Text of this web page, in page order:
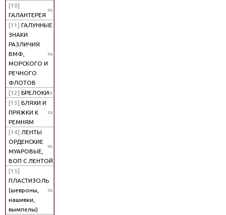
[10]
ГАЛАНТЕРЕЯ
[11] ГАЛУННЫЕ
ЗНАКИ
РАЗЛИЧИЯ
ВМФ,
МОРСКОГО И
РЕЧНОГО
ФЛОТОВ
[12] БРЕЛОКИ
[13] БЛЯХИ И
ПРЯЖКИ К
РЕМНЯМ
[14] ЛЕНТЫ
ОРДЕНСКИЕ
МУАРОВЫЕ,
ВОП С ЛЕНТОЙ
[15]
ПЛАСТИЗОЛЬ
(шевроны,
нашивки,
вымпелы)